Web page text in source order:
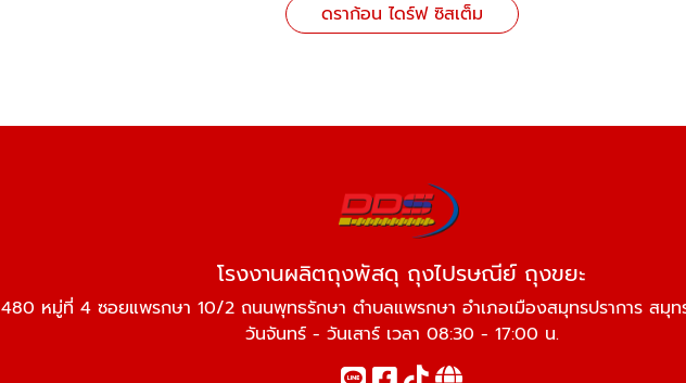
ดราก้อน ไดร์ฟ ซิสเต็ม
โรงงานผลิตถุงพัสดุ ถุงไปรษณีย์ ถุงขยะ
480 หมู่ที่ 4 ซอยแพรกษา 10/2 ถนนพุทธรักษา ตำบลแพรกษา อำเภอเมืองสมุทรปราการ สมุท
วันจันทร์ - วันเสาร์ เวลา 08:30 - 17:00 น.